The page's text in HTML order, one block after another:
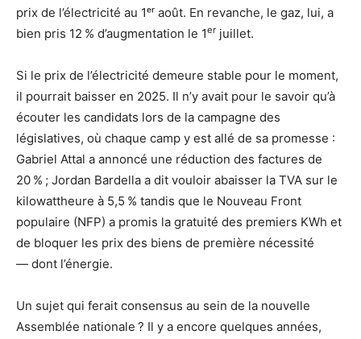
prix de l’électricité au 1ᵉʳ août. En revanche, le gaz, lui, a
bien pris 12 % d’augmentation le 1er juillet.
Si le prix de l’électricité demeure stable pour le moment,
il pourrait baisser en 2025. Il n’y avait pour le savoir qu’à
écouter les candidats lors de la campagne des
législatives, où chaque camp y est allé de sa promesse :
Gabriel Attal a annoncé une réduction des factures de
20 % ; Jordan Bardella a dit vouloir abaisser la TVA sur le
kilowattheure à 5,5 % tandis que le Nouveau Front
populaire (NFP) a promis la gratuité des premiers KWh et
de bloquer les prix des biens de première nécessité
— dont l’énergie.
Un sujet qui ferait consensus au sein de la nouvelle
Assemblée nationale ? Il y a encore quelques années,